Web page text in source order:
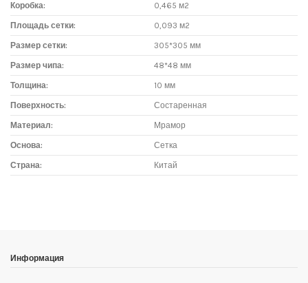
Коробка: 0,465 м2
Площадь сетки: 0,093 м2
Размер сетки: 305*305 мм
Размер чипа: 48*48 мм
Толщина: 10 мм
Поверхность: Состаренная
Материал: Мрамор
Основа: Сетка
Страна: Китай
"Румянцево", корпус Г, вход № 11, пав. 119Г (1 этаж), тел. 8-499-
229-49-09
Информация